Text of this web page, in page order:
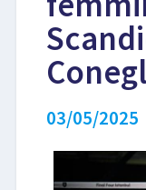
03/05/2025